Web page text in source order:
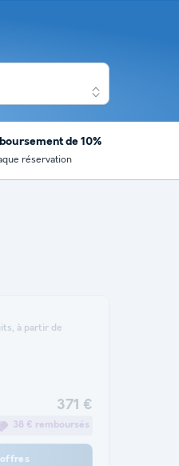
de 10%
réservation
à partir de
371 €
38 € remboursés